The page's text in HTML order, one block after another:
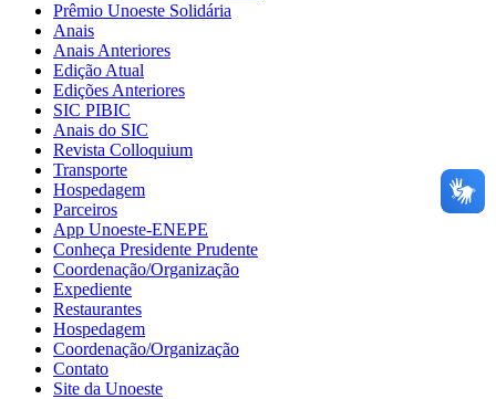
Prêmio Unoeste Solidária
Anais
Anais Anteriores
Edição Atual
Edições Anteriores
SIC PIBIC
Anais do SIC
Revista Colloquium
Transporte
Hospedagem
Parceiros
App Unoeste-ENEPE
Conheça Presidente Prudente
Coordenação/Organização
Expediente
Restaurantes
Hospedagem
Coordenação/Organização
Contato
Site da Unoeste